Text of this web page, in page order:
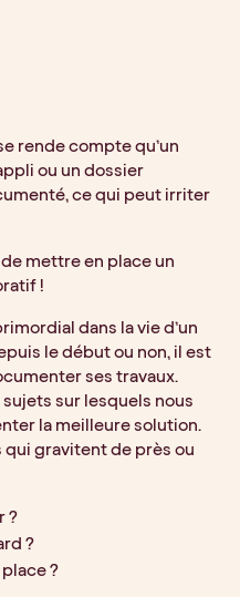
rende compte qu’un
ou un dossier
ce qui peut irriter
mettre en place un
!
dans la vie d’un
le début ou non, il est
ses travaux.
sur lesquels nous
la meilleure solution.
qui gravitent de près ou
?
?
?